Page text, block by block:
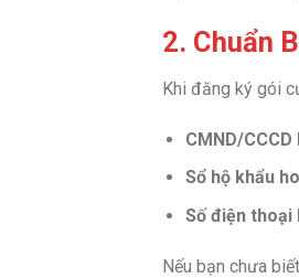
2. Chuẩn
Khi đăng ký gói
CMND/
Sổ hộ khẩu
Số điện thoại
Nếu bạn chưa